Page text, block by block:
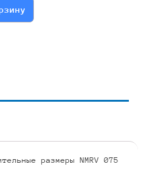
размеры NMRV 075